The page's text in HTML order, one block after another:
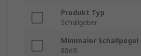
Produkt Typ
Schallgeber
Minimaler Schallpegel
88dB